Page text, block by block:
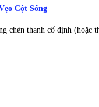
Cột Sống
chèn thanh cố định (hoặc